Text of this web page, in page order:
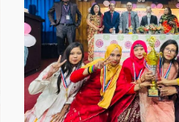
গৌরবের মুহূর্ত
গৌরবের মুহূর্ত